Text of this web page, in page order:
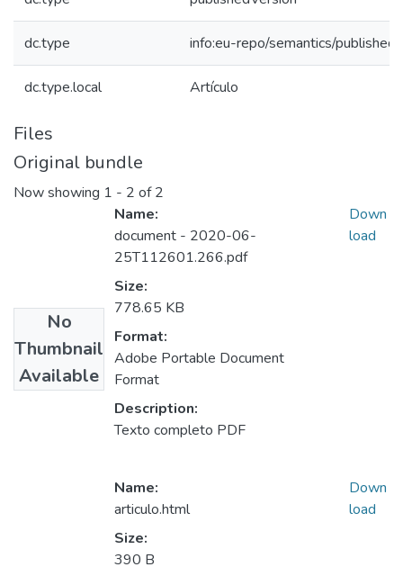
dc.type info:eu-repo/semantics/
dc.type.local Artículo
Files
Original bundle
Now showing 1 - 2 of 2
No
Thumbnail
Available
Name:
document - 2020-06-
25T112601.266.pdf
Size:
778.65 KB
Format:
Adobe Portable Document
Format
Description:
Texto completo PDF
Down
load
Name:
articulo.html
Size:
390 B
Down
load